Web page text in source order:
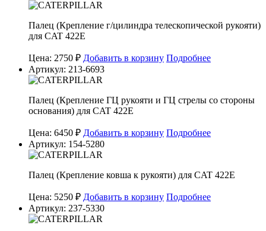
Палец (Крепление г/цилиндра телескопической рукояти)
для CAT 422E
Цена: 2750 ₽ Добавить в корзину Подробнее
Артикул: 213-6693
Палец (Крепление ГЦ рукояти и ГЦ стрелы со стороны
основания) для CAT 422E
Цена: 6450 ₽ Добавить в корзину Подробнее
Артикул: 154-5280
Палец (Крепление ковша к рукояти) для CAT 422E
Цена: 5250 ₽ Добавить в корзину Подробнее
Артикул: 237-5330